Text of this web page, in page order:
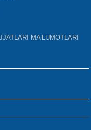
MA’LUMOTLARI